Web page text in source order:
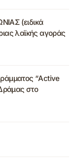
(ειδικά
λαϊκής αγοράς
“Active
στο